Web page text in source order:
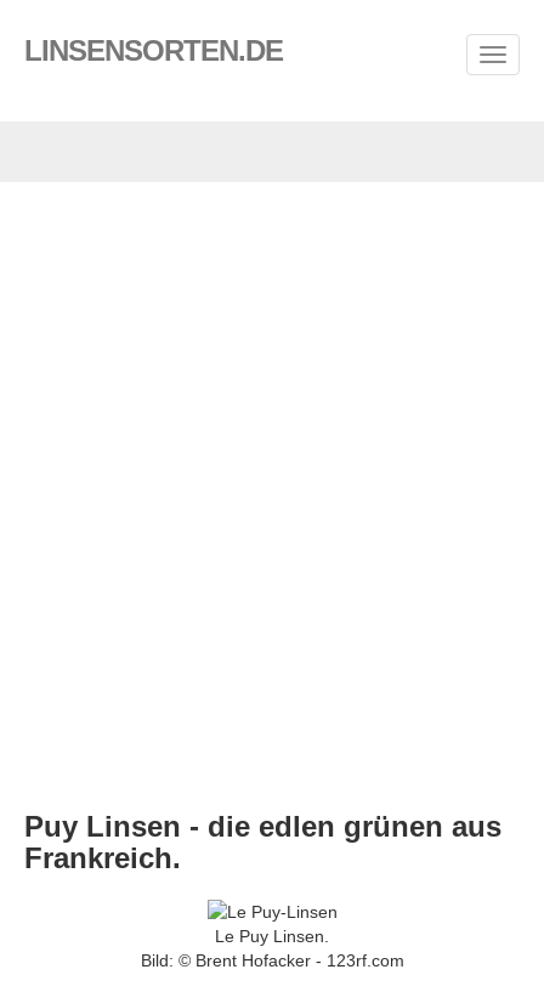
LINSENSORTEN.DE
Puy Linsen - die edlen grünen aus
Frankreich.
Le Puy Linsen.
Bild: © Brent Hofacker - 123rf.com